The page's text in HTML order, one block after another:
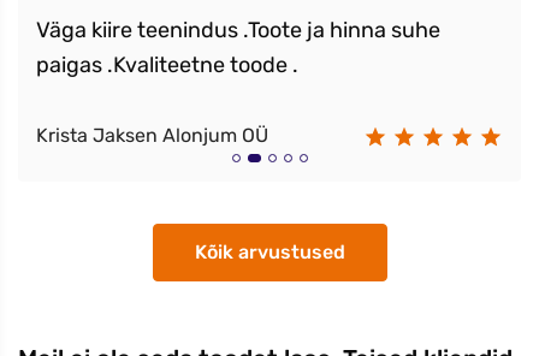
Väga kiire teenindus .Toote ja hinna suhe
paigas .Kvaliteetne toode .
Krista Jaksen Alonjum OÜ
Kõik arvustused